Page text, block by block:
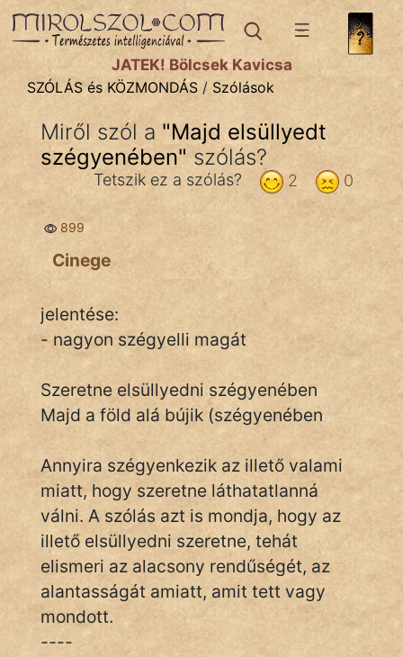
SZÓLÁS ÉS KÖZMONDÁStémák:
Bibliai
Közmondások
Szállóigék
Szóláscsoportok
Szólások
Tréfás
IRODALOM
SZÓLÁS
KÖZMONDÁS
PSZICHO
JÁTÉK! Bölcsek Kavicsa
SZÓLÁS és KÖZMONDÁS / Szólások
Miről szól a "Majd elsüllyedt
szégyenében" szólás?
0
2
Tetszik ez a szólás?
899
Cinege
jelentése:
- nagyon szégyelli magát
Szeretne elsüllyedni szégyenében
Majd a föld alá bújik (szégyenében
Annyira szégyenkezik az illető valami
miatt, hogy szeretne láthatatlanná
válni. A szólás azt is mondja, hogy az
illető elsüllyedni szeretne, tehát
elismeri az alacsony rendűségét, az
alantasságát amiatt, amit tett vagy
mondott.
----